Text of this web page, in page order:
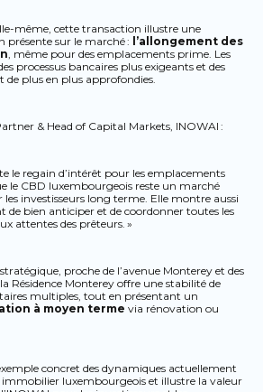
même, cette transaction illustre une
présente sur le marché : l’allongement des
, même pour des emplacements prime. Les
processus bancaires plus exigeants et des
de plus en plus approfondies.
& Head of Capital Markets, INOWAI :
le regain d’intérêt pour les emplacements
le CBD luxembourgeois reste un marché
investisseurs long terme. Elle montre aussi
bien anticiper et de coordonner toutes les
attentes des prêteurs. »
proche de l’avenue Monterey et des
Résidence Monterey offre une stabilité de
multiples, tout en présentant un
à moyen terme via rénovation ou
concret des dynamiques actuellement
luxembourgeois et illustre la valeur